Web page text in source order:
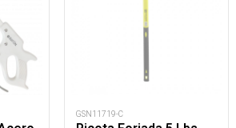
GSN11719-C